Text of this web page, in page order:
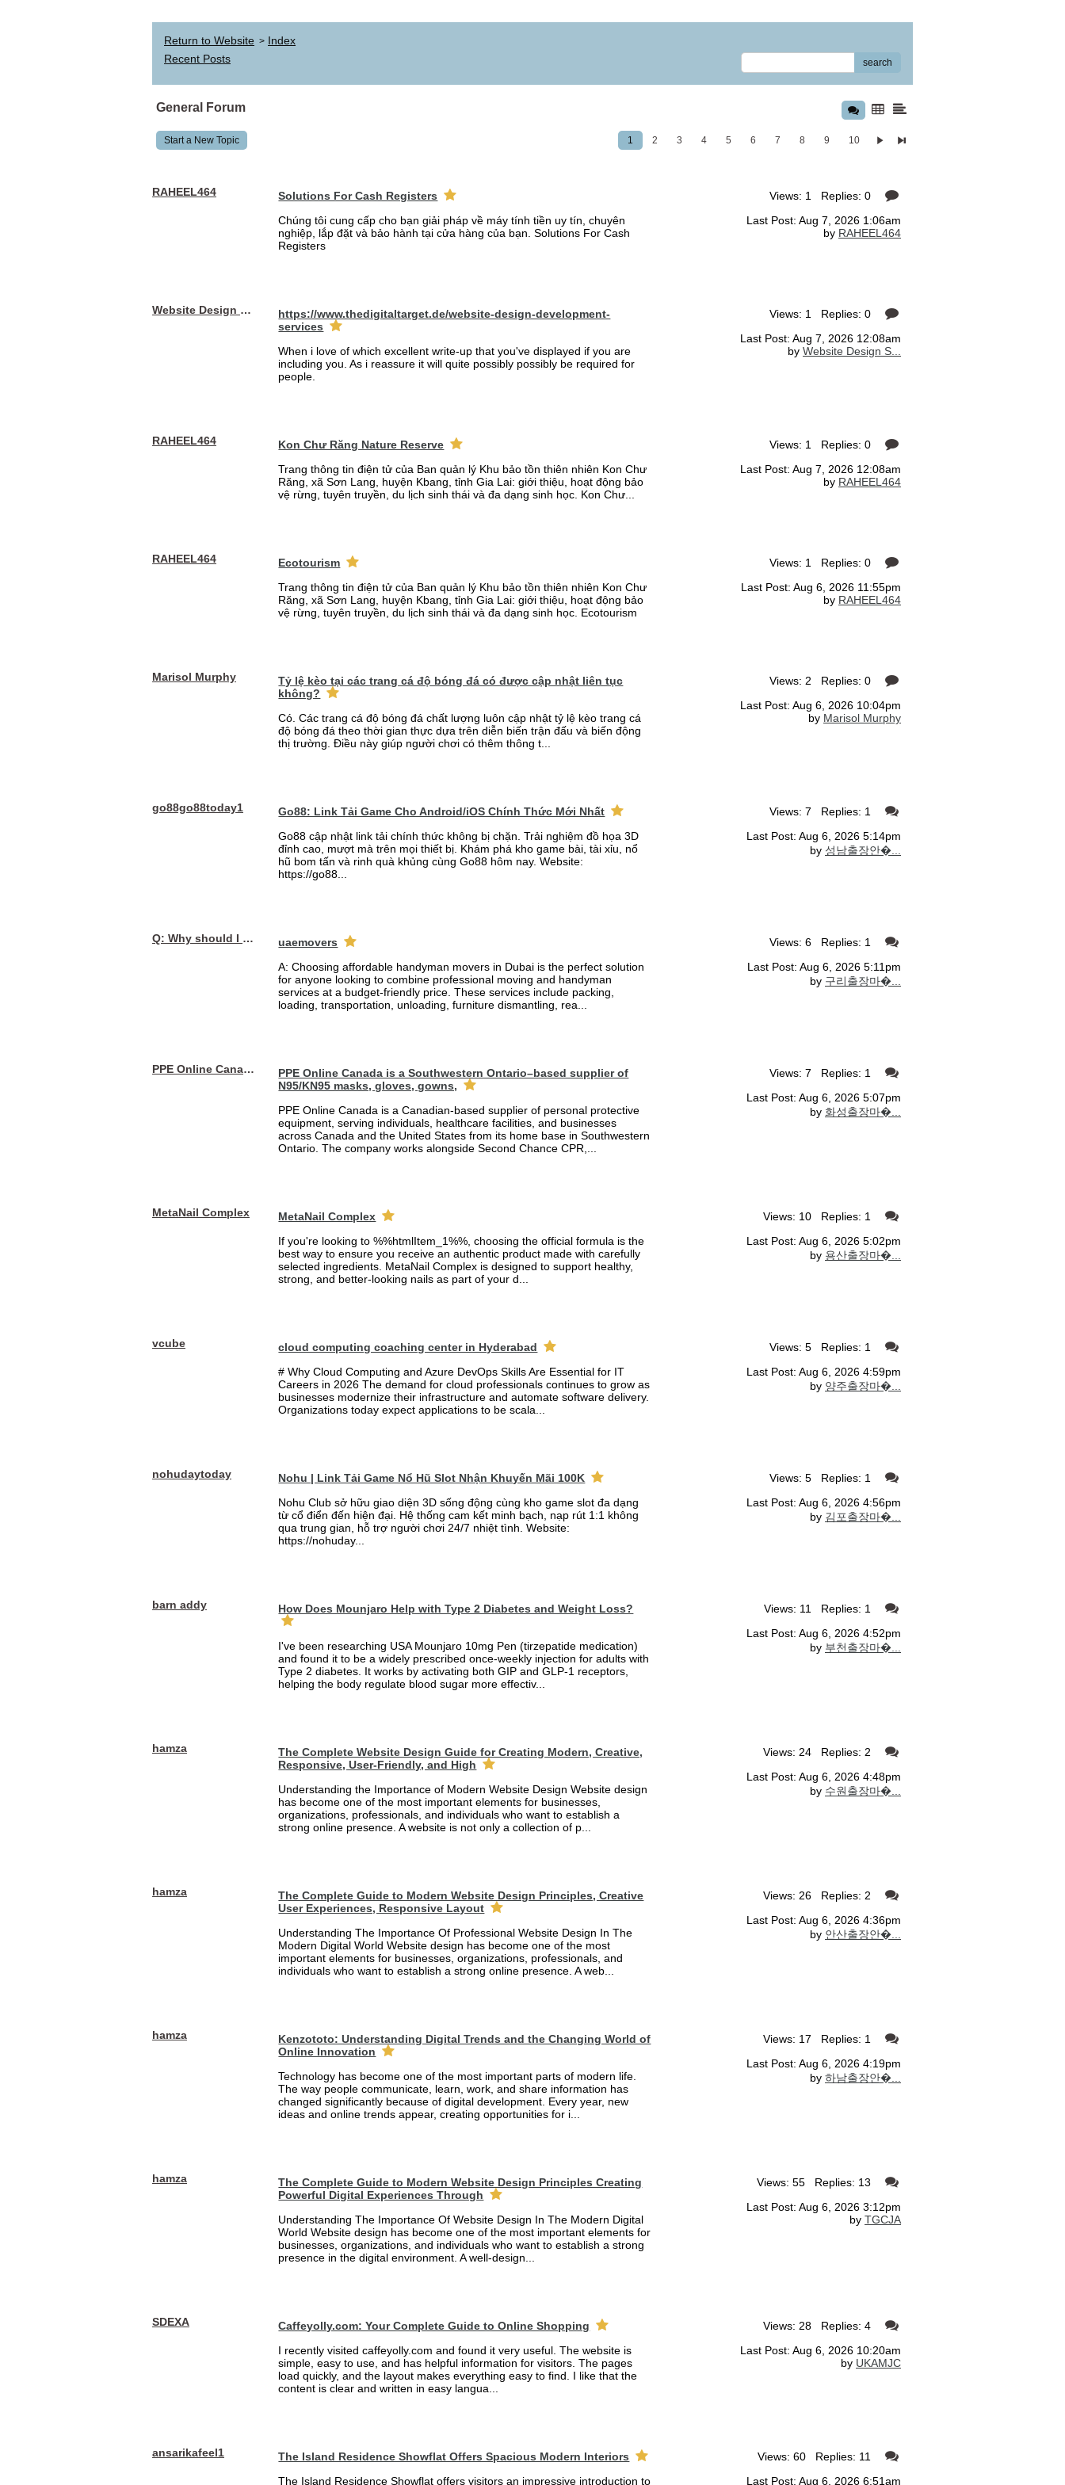
Return to Website > Index
Recent Posts
search
General Forum
Start a New Topic 1 2 3 4 5 6 7 8 9 10
RAHEEL464
Solutions For Cash Registers
Chúng tôi cung cấp cho bạn giải pháp về máy tính tiền uy tín, chuyên
nghiệp, lắp đặt và bảo hành tại cửa hàng của bạn. Solutions For Cash
Registers
Views: 1 Replies: 0
Last Post: Aug 7, 2026 1:06am
by RAHEEL464
Website Design Services berin
https://www.thedigitaltarget.de/website-design-development-
services
When i love of which excellent write-up that you've displayed if you are
including you. As i reassure it will quite possibly possibly be required for
people.
Views: 1 Replies: 0
Last Post: Aug 7, 2026 12:08am
by Website Design S...
RAHEEL464
Kon Chư Răng Nature Reserve
Trang thông tin điện tử của Ban quản lý Khu bảo tồn thiên nhiên Kon Chư
Răng, xã Sơn Lang, huyện Kbang, tỉnh Gia Lai: giới thiệu, hoạt động bảo
vệ rừng, tuyên truyền, du lịch sinh thái và đa dạng sinh học. Kon Chư...
Views: 1 Replies: 0
Last Post: Aug 7, 2026 12:08am
by RAHEEL464
RAHEEL464
Ecotourism
Trang thông tin điện tử của Ban quản lý Khu bảo tồn thiên nhiên Kon Chư
Răng, xã Sơn Lang, huyện Kbang, tỉnh Gia Lai: giới thiệu, hoạt động bảo
vệ rừng, tuyên truyền, du lịch sinh thái và đa dạng sinh học. Ecotourism
Views: 1 Replies: 0
Last Post: Aug 6, 2026 11:55pm
by RAHEEL464
Marisol Murphy
Tỷ lệ kèo tại các trang cá độ bóng đá có được cập nhật liên tục
không?
Có. Các trang cá độ bóng đá chất lượng luôn cập nhật tỷ lệ kèo trang cá
độ bóng đá theo thời gian thực dựa trên diễn biến trận đấu và biến động
thị trường. Điều này giúp người chơi có thêm thông t...
Views: 2 Replies: 0
Last Post: Aug 6, 2026 10:04pm
by Marisol Murphy
go88go88today1
Go88: Link Tải Game Cho Android/iOS Chính Thức Mới Nhất
Go88 cập nhật link tải chính thức không bị chặn. Trải nghiệm đồ họa 3D
đỉnh cao, mượt mà trên mọi thiết bị. Khám phá kho game bài, tài xỉu, nổ
hũ bom tấn và rinh quà khủng cùng Go88 hôm nay. Website:
https://go88...
Views: 7 Replies: 1
Last Post: Aug 6, 2026 5:14pm
by 성남출장안�...
Q: Why should I choose affordable handyman movers in Dubai for my relocation and maintenance needs?
uaemovers
A: Choosing affordable handyman movers in Dubai is the perfect solution
for anyone looking to combine professional moving and handyman
services at a budget-friendly price. These services include packing,
loading, transportation, unloading, furniture dismantling, rea...
Views: 6 Replies: 1
Last Post: Aug 6, 2026 5:11pm
by 구리출장마�...
PPE Online Canada – Bulk PPE Supplier | N95, Gloves, Masks & Medical Supplies
PPE Online Canada is a Southwestern Ontario–based supplier of
N95/KN95 masks, gloves, gowns,
PPE Online Canada is a Canadian-based supplier of personal protective
equipment, serving individuals, healthcare facilities, and businesses
across Canada and the United States from its home base in Southwestern
Ontario. The company works alongside Second Chance CPR,...
Views: 7 Replies: 1
Last Post: Aug 6, 2026 5:07pm
by 화성출장마�...
MetaNail Complex
MetaNail Complex
If you're looking to %%htmlItem_1%%, choosing the official formula is the
best way to ensure you receive an authentic product made with carefully
selected ingredients. MetaNail Complex is designed to support healthy,
strong, and better-looking nails as part of your d...
Views: 10 Replies: 1
Last Post: Aug 6, 2026 5:02pm
by 용산출장마�...
vcube
cloud computing coaching center in Hyderabad
# Why Cloud Computing and Azure DevOps Skills Are Essential for IT
Careers in 2026 The demand for cloud professionals continues to grow as
businesses modernize their infrastructure and automate software delivery.
Organizations today expect applications to be scala...
Views: 5 Replies: 1
Last Post: Aug 6, 2026 4:59pm
by 양주출장마�...
nohudaytoday
Nohu | Link Tải Game Nổ Hũ Slot Nhận Khuyến Mãi 100K
Nohu Club sở hữu giao diện 3D sống động cùng kho game slot đa dạng
từ cổ điển đến hiện đại. Hệ thống cam kết minh bạch, nạp rút 1:1 không
qua trung gian, hỗ trợ người chơi 24/7 nhiệt tình. Website:
https://nohuday...
Views: 5 Replies: 1
Last Post: Aug 6, 2026 4:56pm
by 김포출장마�...
barn addy How Does Mounjaro Help with Type 2 Diabetes and Weight Loss?
I've been researching USA Mounjaro 10mg Pen (tirzepatide medication)
and found it to be a widely prescribed once-weekly injection for adults with
Type 2 diabetes. It works by activating both GIP and GLP-1 receptors,
helping the body regulate blood sugar more effectiv...
Views: 11 Replies: 1
Last Post: Aug 6, 2026 4:52pm
by 부천출장마�...
hamza
The Complete Website Design Guide for Creating Modern, Creative,
Responsive, User-Friendly, and High
Understanding the Importance of Modern Website Design Website design
has become one of the most important elements for businesses,
organizations, professionals, and individuals who want to establish a
strong online presence. A website is not only a collection of p...
Views: 24 Replies: 2
Last Post: Aug 6, 2026 4:48pm
by 수원출장마�...
hamza
The Complete Guide to Modern Website Design Principles, Creative
User Experiences, Responsive Layout
Understanding The Importance Of Professional Website Design In The
Modern Digital World Website design has become one of the most
important elements for businesses, organizations, professionals, and
individuals who want to establish a strong online presence. A web...
Views: 26 Replies: 2
Last Post: Aug 6, 2026 4:36pm
by 안산출장안�...
hamza
Kenzototo: Understanding Digital Trends and the Changing World of
Online Innovation
Technology has become one of the most important parts of modern life.
The way people communicate, learn, work, and share information has
changed significantly because of digital development. Every year, new
ideas and online trends appear, creating opportunities for i...
Views: 17 Replies: 1
Last Post: Aug 6, 2026 4:19pm
by 하남출장안�...
hamza
The Complete Guide to Modern Website Design Principles Creating
Powerful Digital Experiences Through
Understanding The Importance Of Website Design In The Modern Digital
World Website design has become one of the most important elements for
businesses, organizations, and individuals who want to establish a strong
presence in the digital environment. A well-design...
Views: 55 Replies: 13
Last Post: Aug 6, 2026 3:12pm
by TGCJA
SDEXA
Caffeyolly.com: Your Complete Guide to Online Shopping
I recently visited caffeyolly.com and found it very useful. The website is
simple, easy to use, and has helpful information for visitors. The pages
load quickly, and the layout makes everything easy to find. I like that the
content is clear and written in easy langua...
Views: 28 Replies: 4
Last Post: Aug 6, 2026 10:20am
by UKAMJC
ansarikafeel1
The Island Residence Showflat Offers Spacious Modern Interiors
The Island Residence Showflat offers visitors an impressive introduction to
Views: 60 Replies: 11
Last Post: Aug 6, 2026 6:51am